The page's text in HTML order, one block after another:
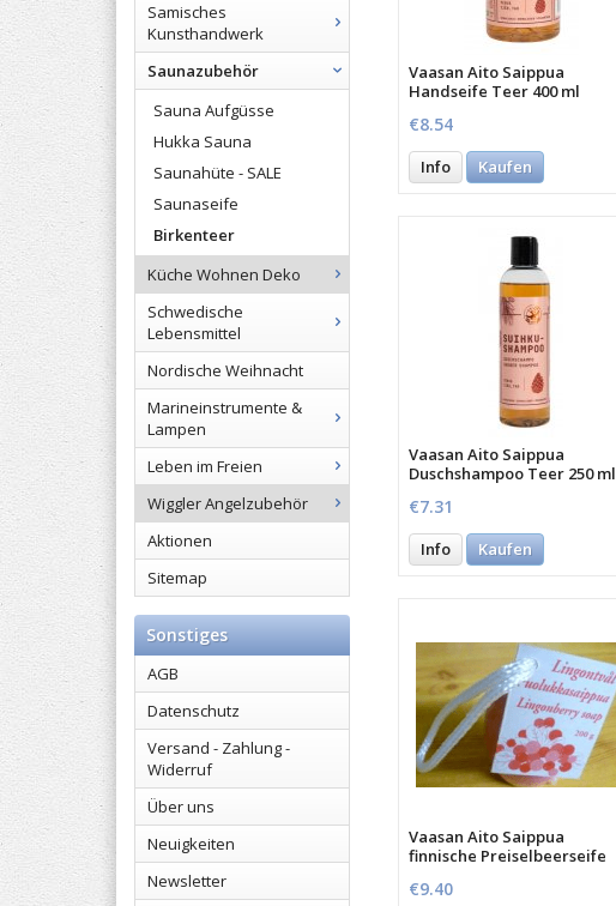
Samisches
Kunsthandwerk
Saunazubehör
Sauna Aufgüsse
Hukka Sauna
Saunahüte - SALE
Saunaseife
Birkenteer
Küche Wohnen Deko
Schwedische
Lebensmittel
Nordische Weihnacht
Marineinstrumente &
Lampen
Leben im Freien
Wiggler Angelzubehör
Aktionen
Sitemap
Sonstiges
AGB
Datenschutz
Versand - Zahlung -
Widerruf
Über uns
Neuigkeiten
Newsletter
Vaasan Aito Saippua
Handseife Teer 400 ml
€8.54
Info Kaufen
Vaasan Aito Saippua
Duschshampoo Teer 250 ml
€7.31
Info Kaufen
Vaasan Aito Saippua
finnische Preiselbeerseife
€9.40